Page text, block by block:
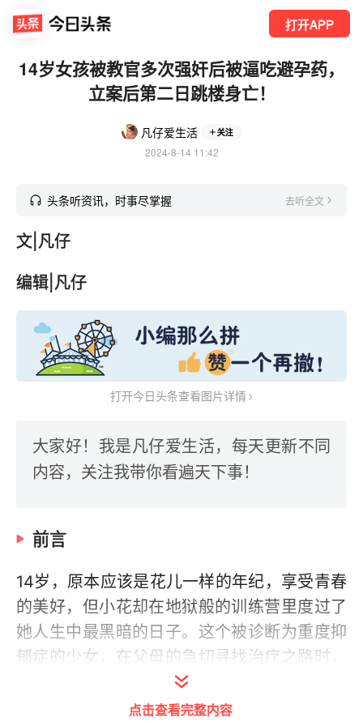
打开APP
14岁女孩被教官多次强奸后被逼吃避孕药，
立案后第二日跳楼身亡！
凡仔爱生活 关注
2024-8-14 11:42
头条听资讯，时事尽掌握 去听全文
文|凡仔
编辑|凡仔
打开今日头条查看图片详情
大家好！我是凡仔爱生活，每天更新不同
内容，关注我带你看遍天下事！
前言
14岁，原本应该是花儿一样的年纪，享受青春
的美好，但小花却在地狱般的训练营里度过了
她人生中最黑暗的日子。这个被诊断为重度抑
郁症的少女，在父母的急切寻找治疗之路时，
被送进了所谓的全封闭式训练营。可谁会想
到，这竟然成了她人生悲剧的开始。
点击查看完整内容